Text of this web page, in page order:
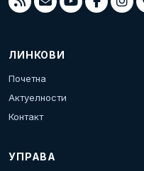
ЛИНКОВИ
Почетна
Актуелности
Контакт
УПРАВА